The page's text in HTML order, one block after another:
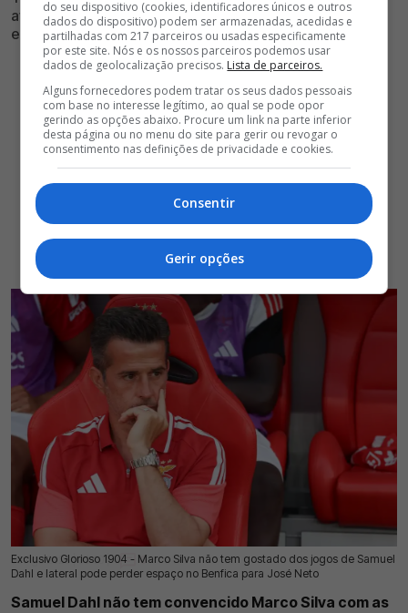
avaliação algo que negativa no que diz respeito às
exibições recentes do jogador
Exclusivo Glorioso 1904 - Marco Silva não tem gostado dos jogos de Samuel
Dahl e lateral pode perder espaço no Benfica para José Neto
06 Ago 2026 | 03:00 | 0
Samuel Dahl não tem convencido Marco Silva com as
do seu dispositivo (cookies, identificadores únicos e outros
dados do dispositivo) podem ser armazenadas, acedidas e
partilhadas com 217 parceiros ou usadas especificamente
por este site. Nós e os nossos parceiros podemos usar
dados de geolocalização precisos. Lista de parceiros.
Alguns fornecedores podem tratar os seus dados pessoais
com base no interesse legítimo, ao qual se pode opor
gerindo as opções abaixo. Procure um link na parte inferior
desta página ou no menu do site para gerir ou revogar o
consentimento nas definições de privacidade e cookies.
Consentir
Gerir opções